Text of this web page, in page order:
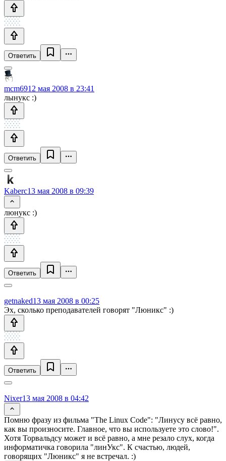
Ответить
mcm6912 мая 2008 в 23:41
лынукс :)
Ответить
Kaberc13 мая 2008 в 09:39
люнукс :)
Ответить
getnaked13 мая 2008 в 00:25
Эх, сколько преподавателей говорят "Люникс" :)
Ответить
Nixer13 мая 2008 в 04:42
Помню фразу из фильма "The Linux Code": "Линусу всё равно,
как вы произносите. Главное, что вы используете это слово!".
Хотя Торвальдсу может и всё равно, а мне резало слух, когда
информатичка говорила "линУкс". К счастью, людей,
говорящих "Люникс" я не встречал. :)